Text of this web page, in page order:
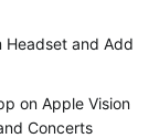
Headset and Add
on Apple Vision
Concerts